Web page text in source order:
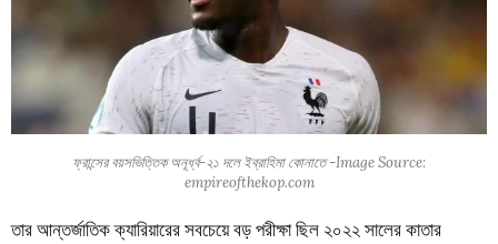
ফ্রান্সের বয়সভিত্তিক অনূর্ধ্ব-২১ দলে ইব্রাহিমা কোনাতে -Image Source:
empireofthekop.com
তার আন্তর্জাতিক ক্যারিয়ারের সবচেয়ে বড় পরীক্ষা ছিল ২০২২ সালের কাতার